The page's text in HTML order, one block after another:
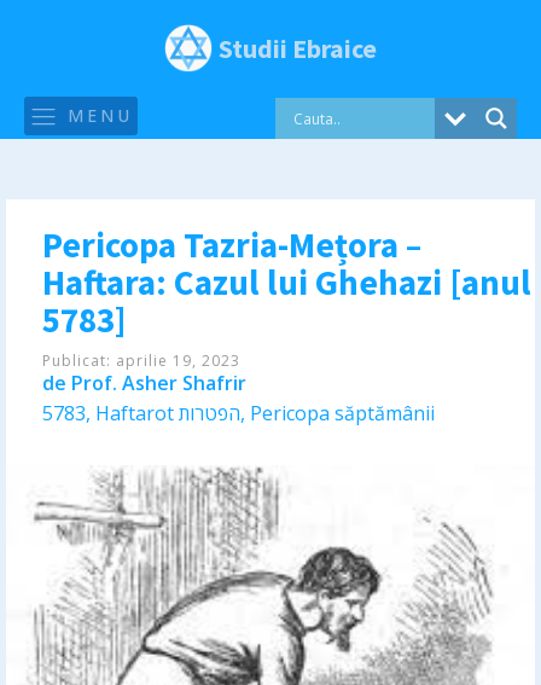
Studii Ebraice
MENU
Pericopa Tazria-Mețora –
Haftara: Cazul lui Ghehazi [anul
5783]
Publicat: aprilie 19, 2023
de Prof. Asher Shafrir
5783, Haftarot הפטרות, Pericopa săptămânii